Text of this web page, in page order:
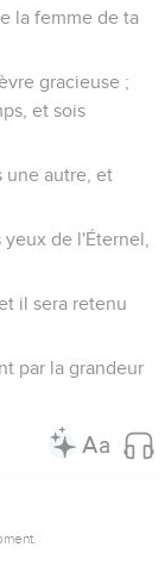
la femme de ta
gracieuse ;
et sois
une autre, et
de l'Éternel,
il sera retenu
par la grandeur